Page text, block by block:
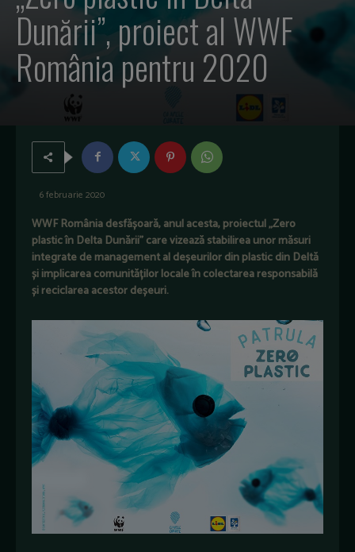
Dunării”, proiect al WWF
România pentru 2020
6 februarie 2020
WWF România desfășoară, anul acesta, proiectul „Zero
plastic în Delta Dunării” care vizează stabilirea unor măsuri
integrate de management al deșeurilor din plastic din Deltă
și implicarea comunităților locale în colectarea responsabilă
și reciclarea acestor deșeuri.